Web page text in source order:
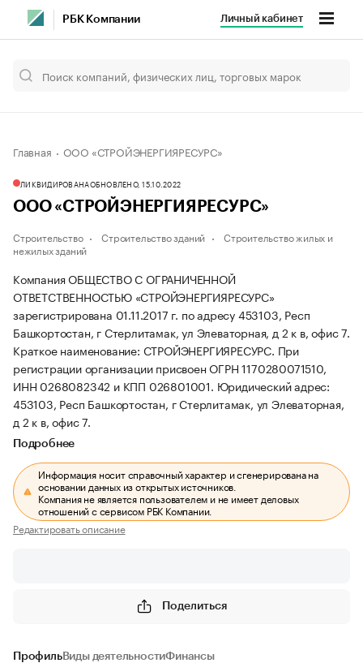
РБК Компании Личный кабинет
Главная ООО «СТРОЙЭНЕРГИЯРЕСУРС»
ЛИКВИДИРОВАНАОБНОВЛЕНО, 15.10.2022
ООО «СТРОЙЭНЕРГИЯРЕСУРС»
Строительство Строительство зданий
Строительство жилых и
нежилых зданий
Компания ОБЩЕСТВО С ОГРАНИЧЕННОЙ
ОТВЕТСТВЕННОСТЬЮ «СТРОЙЭНЕРГИЯРЕСУРС»
зарегистрирована 01.11.2017 г. по адресу 453103, Респ
Башкортостан, г Стерлитамак, ул Элеваторная, д 2 к в, офис 7.
Краткое наименование: СТРОЙЭНЕРГИЯРЕСУРС. При
регистрации организации присвоен ОГРН 1170280071510,
ИНН 0268082342 и КПП 026801001. Юридический адрес:
453103, Респ Башкортостан, г Стерлитамак, ул Элеваторная,
д 2 к в, офис 7.
Подробнее
Информация носит справочный характер и сгенерирована на
основании данных из открытых источников.
Компания не является пользователем и не имеет деловых
отношений с сервисом РБК Компании.
Редактировать описание
Поделиться
ПрофильВиды деятельностиФинансы